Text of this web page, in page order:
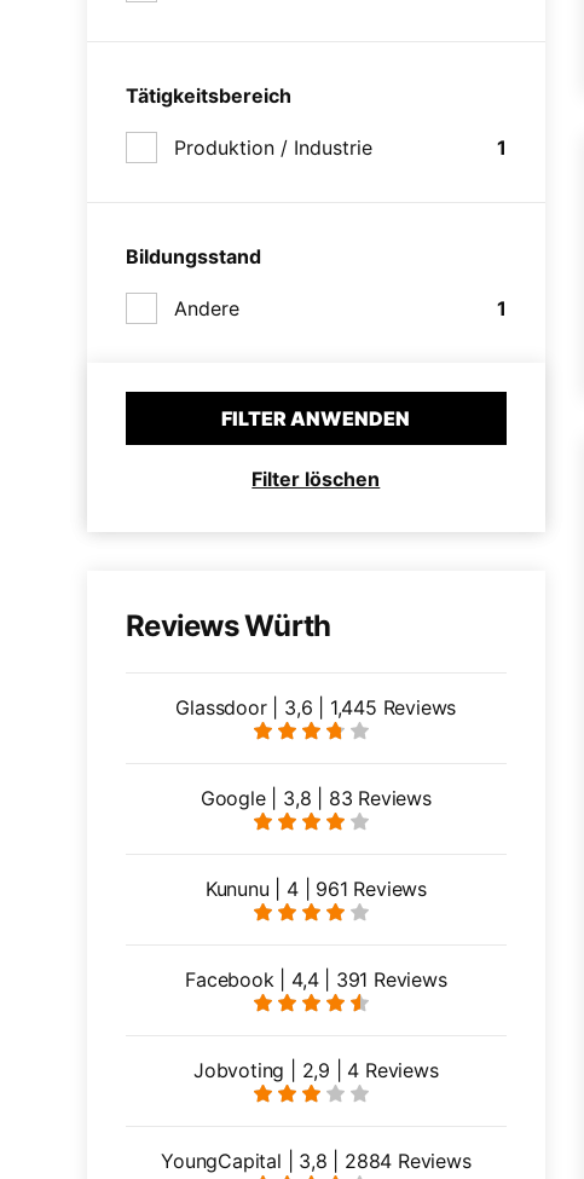
Tätigkeitsbereich
Produktion / Industrie 1
Bildungsstand
Andere 1
FILTER ANWENDEN
Filter löschen
Reviews Würth
Glassdoor | 3,6 | 1,445 Reviews
Google | 3,8 | 83 Reviews
Kununu | 4 | 961 Reviews
Facebook | 4,4 | 391 Reviews
Jobvoting | 2,9 | 4 Reviews
YoungCapital | 3,8 | 2884 Reviews